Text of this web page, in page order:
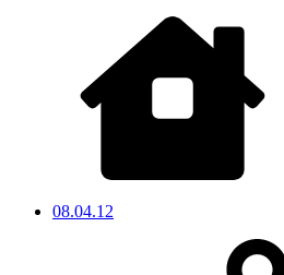
08.04.12